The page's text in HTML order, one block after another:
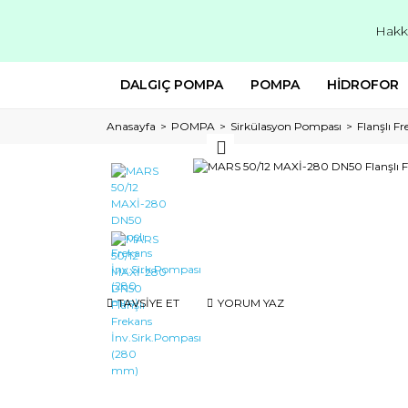
DALGIÇ POMPA POMPA HİDROFOR
Anasayfa POMPA Sirkülasyon Pompası Flanşlı
TAVSİYE ET YORUM YAZ